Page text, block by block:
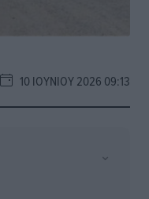
10 ΙΟΥΝΊΟΥ 2026 09:13
⌄